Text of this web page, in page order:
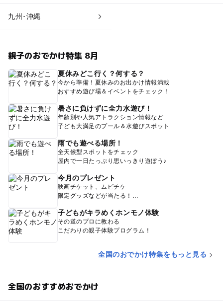
九州･沖縄
親子のおでかけ特集 8月
夏休みどこ行く？何する？
今から準備！夏休みのお出かけ情報満載
おすすめ遊び場＆イベントをチェック！
暑さに負けずに全力水遊び！
年齢別や人気アトラクション情報など
子ども大満足のプール＆水遊びスポット
雨でも遊べる場所！
全天候型スポットをチェック
屋内で一日たっぷり思いっきり遊ぼう♪
今月のプレゼント
映画チケット、ムビチケ
限定グッズなどが当たる！
子どもがキラめくホンモノ体験
その道のプロに教わる
こだわりの親子体験プログラム！
全国のおでかけ特集をもっと見る
全国のおすすめおでかけ